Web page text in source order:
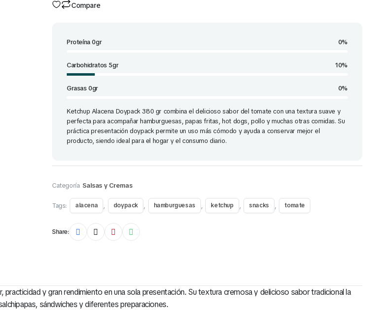
Compare
Proteína 0gr 0%
Carbohidratos 5gr 10%
Grasas 0gr 0%
Ketchup Alacena Doypack 380 gr combina el delicioso sabor del tomate con una textura suave y
perfecta para acompañar hamburguesas, papas fritas, hot dogs, pollo y muchas otras comidas. Su
práctica presentación doypack permite un uso más cómodo y ayuda a conservar mejor el
producto, siendo ideal para el hogar y el consumo diario.
Categoría Salsas y Cremas
Tags: alacena , doypack , hamburguesas , ketchup , snacks , tomate
Share:
y gran rendimiento en una sola presentación. Su textura cremosa y delicioso sabor tradicional la
sándwiches y diferentes preparaciones.